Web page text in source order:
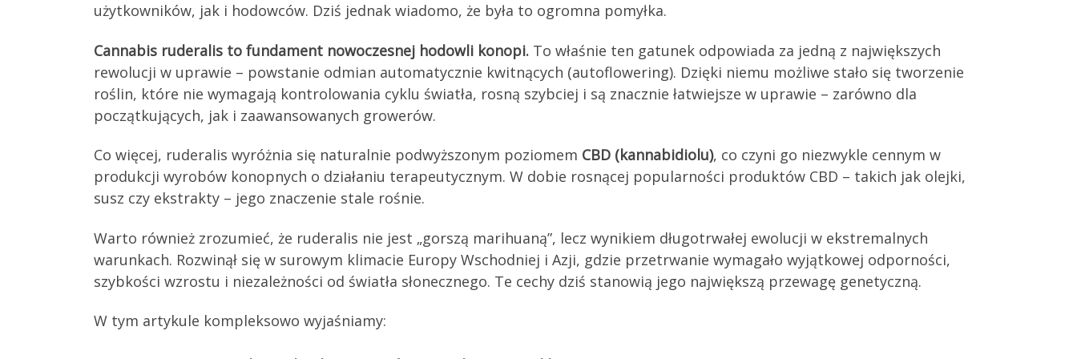
użytkowników, jak i hodowców. Dziś jednak wiadomo, że była to ogromna pomyłka.
Cannabis ruderalis to fundament nowoczesnej hodowli konopi. To właśnie ten gatunek odpowiada za jedną z największych
rewolucji w uprawie – powstanie odmian automatycznie kwitnących (autoflowering). Dzięki niemu możliwe stało się tworzenie
roślin, które nie wymagają kontrolowania cyklu światła, rosną szybciej i są znacznie łatwiejsze w uprawie – zarówno dla
początkujących, jak i zaawansowanych growerów.
Co więcej, ruderalis wyróżnia się naturalnie podwyższonym poziomem CBD (kannabidiolu), co czyni go niezwykle cennym w
produkcji wyrobów konopnych o działaniu terapeutycznym. W dobie rosnącej popularności produktów CBD – takich jak olejki,
susz czy ekstrakty – jego znaczenie stale rośnie.
Warto również zrozumieć, że ruderalis nie jest „gorszą marihuaną”, lecz wynikiem długotrwałej ewolucji w ekstremalnych
warunkach. Rozwinął się w surowym klimacie Europy Wschodniej i Azji, gdzie przetrwanie wymagało wyjątkowej odporności,
szybkości wzrostu i niezależności od światła słonecznego. Te cechy dziś stanowią jego największą przewagę genetyczną.
W tym artykule kompleksowo wyjaśniamy: